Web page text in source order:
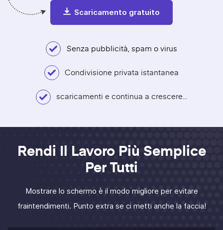
Scaricamento gratuito
Senza pubblicità, spam o virus
Condivisione privata istantanea
scaricamenti e continua a crescere...
Rendi Il Lavoro Più Semplice
Per Tutti
Mostrare lo schermo è il modo migliore per evitare
fraintendimenti. Punto extra se ci metti anche la faccia!